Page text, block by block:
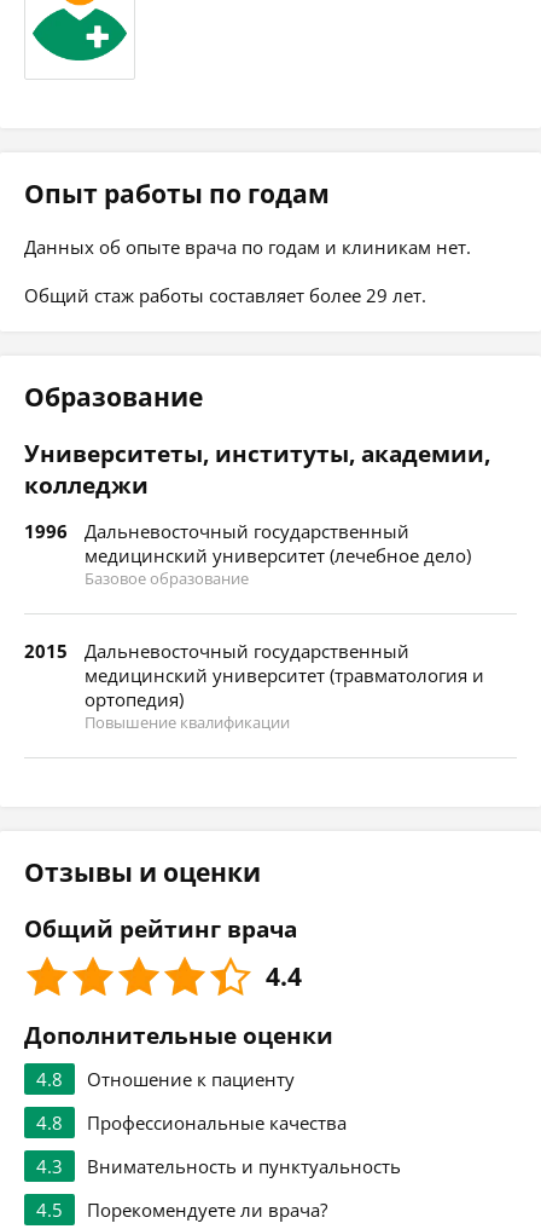
Опыт работы по годам
Данных об опыте врача по годам и клиникам нет.
Общий стаж работы составляет более 29 лет.
Образование
Университеты, институты, академии,
колледжи
1996
Дальневосточный государственный
медицинский университет (лечебное дело)
Базовое образование
2015
Дальневосточный государственный
медицинский университет (травматология и
ортопедия)
Повышение квалификации
Отзывы и оценки
Общий рейтинг врача
4.4
Дополнительные оценки
4.8
Отношение к пациенту
4.8
Профессиональные качества
4.3
Внимательность и пунктуальность
4.5
Порекомендуете ли врача?